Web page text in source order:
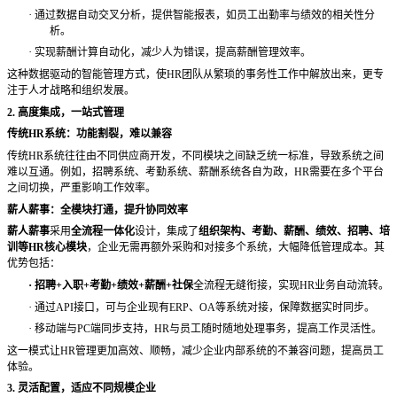
· 通过数据自动交叉分析，提供智能报表，如员工出勤率与绩效的相关性分
析。
· 实现薪酬计算自动化，减少人为错误，提高薪酬管理效率。
这种数据驱动的智能管理方式，使HR团队从繁琐的事务性工作中解放出来，更专
注于人才战略和组织发展。
2. 高度集成，一站式管理
传统HR系统：功能割裂，难以兼容
传统HR系统往往由不同供应商开发，不同模块之间缺乏统一标准，导致系统之间
难以互通。例如，招聘系统、考勤系统、薪酬系统各自为政，HR需要在多个平台
之间切换，严重影响工作效率。
薪人薪事：全模块打通，提升协同效率
薪人薪事采用全流程一体化设计，集成了组织架构、考勤、薪酬、绩效、招聘、培
训等HR核心模块，企业无需再额外采购和对接多个系统，大幅降低管理成本。其
优势包括：
· 招聘+入职+考勤+绩效+薪酬+社保全流程无缝衔接，实现HR业务自动流转。
· 通过API接口，可与企业现有ERP、OA等系统对接，保障数据实时同步。
· 移动端与PC端同步支持，HR与员工随时随地处理事务，提高工作灵活性。
这一模式让HR管理更加高效、顺畅，减少企业内部系统的不兼容问题，提高员工
体验。
3. 灵活配置，适应不同规模企业